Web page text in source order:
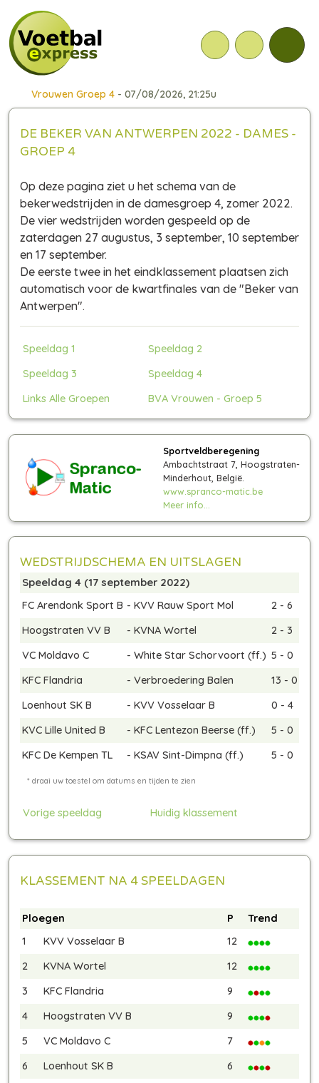
Vrouwen Groep 4- 07/08/2026, 21:25u
DE BEKER VAN ANTWERPEN 2022 - DAMES -
GROEP 4
Op deze pagina ziet u het schema van de
bekerwedstrijden in de damesgroep 4, zomer 2022.
De vier wedstrijden worden gespeeld op de
zaterdagen 27 augustus, 3 september, 10 september
en 17 september.
De eerste twee in het eindklassement plaatsen zich
automatisch voor de kwartfinales van de "Beker van
Antwerpen".
Speeldag 1
Speeldag 2
Speeldag 3
Speeldag 4
Links Alle Groepen
BVA Vrouwen - Groep 5
Sportveldberegening
Ambachtstraat 7, Hoogstraten-
Minderhout, België.
www.spranco-matic.be
Meer info...
WEDSTRIJDSCHEMA EN UITSLAGEN
Speeldag 4 (17 september 2022)
FC Arendonk Sport B - KVV Rauw Sport Mol
2 - 6
Hoogstraten VV B
- KVNA Wortel
2 - 3
VC Moldavo C
- White Star Schorvoort (ff.) 5 - 0
KFC Flandria
- Verbroedering Balen
13 - 0
Loenhout SK B
- KVV Vosselaar B
0 - 4
KVC Lille United B
- KFC Lentezon Beerse (ff.)
5 - 0
KFC De Kempen TL
- KSAV Sint-Dimpna (ff.) 5 - 0
Vorige speeldag Huidig klassement
KLASSEMENT NA 4 SPEELDAGEN
Ploegen P
Trend
1
KVV Vosselaar B
12
2
KVNA Wortel
12
3
KFC Flandria
9
4
Hoogstraten VV B
9
5
VC Moldavo C
7
6
Loenhout SK B
6